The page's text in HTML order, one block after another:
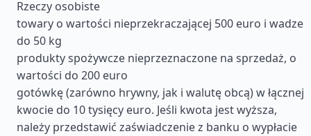
Rzeczy osobiste
towary o wartości nieprzekraczającej 500 euro i wadze
do 50 kg
produkty spożywcze nieprzeznaczone na sprzedaż, o
wartości do 200 euro
gotówkę (zarówno hrywny, jak i walutę obcą) w łącznej
kwocie do 10 tysięcy euro. Jeśli kwota jest wyższa,
należy przedstawić zaświadczenie z banku o wypłacie